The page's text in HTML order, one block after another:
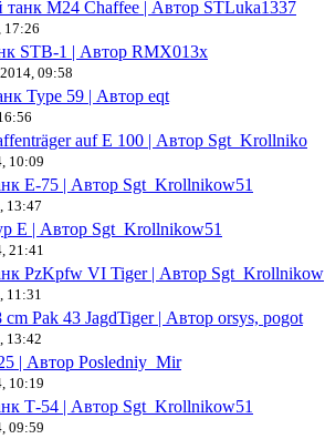
M24 Chaffee | Автор STLuka1337
17:26
STB-1 | Автор RMX013x
09:58
Type 59 | Автор eqt
auf E 100 | Автор Sgt_Krollniko
10:09
E-75 | Автор Sgt_Krollnikow51
13:47
E | Автор Sgt_Krollnikow51
21:41
PzKpfw VI Tiger | Автор Sgt_Krollnikow
11:31
Pak 43 JagdTiger | Автор orsys, pogot
13:42
| Автор Posledniy_Mir
10:19
Т-54 | Автор Sgt_Krollnikow51
09:59